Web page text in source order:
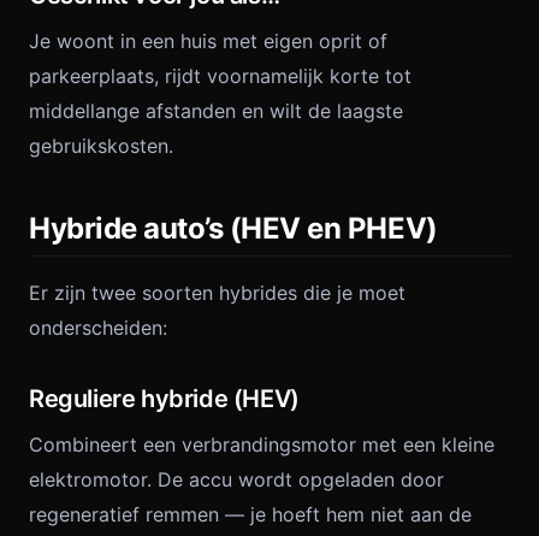
Je woont in een huis met eigen oprit of
parkeerplaats, rijdt voornamelijk korte tot
middellange afstanden en wilt de laagste
gebruikskosten.
Hybride auto’s (HEV en PHEV)
Er zijn twee soorten hybrides die je moet
onderscheiden:
Reguliere hybride (HEV)
Combineert een verbrandingsmotor met een kleine
elektromotor. De accu wordt opgeladen door
regeneratief remmen — je hoeft hem niet aan de